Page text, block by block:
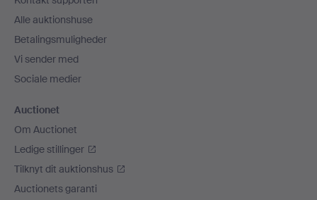
Alle auktionshuse
Betalingsmuligheder
Vi sender med
Sociale medier
Auctionet
Om Auctionet
Ledige stillinger
Tilknyt dit auktionshus
Auctionets garanti